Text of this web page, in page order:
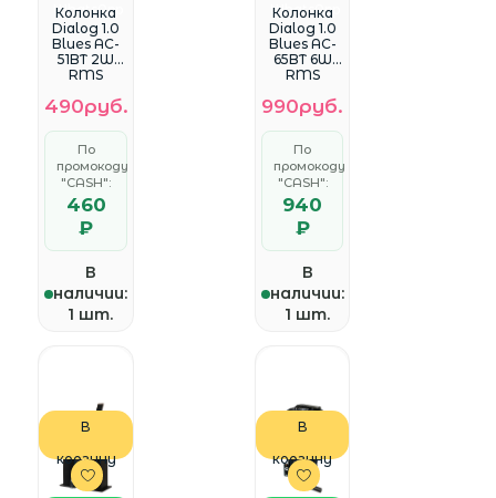
WhatsApp
Колонка
Dialog 1.0
Blues AC-
51BT 2W
RMS
красный
490руб.
По
промокоду
"CASH":
460
₽
В
наличии:
1 шт.
WhatsApp
Колонка
Dialog 1.0
Blues AC-
65BT 6W
RMS
NFC
чёрный
990руб.
По
промокоду
"CASH":
940
₽
В
наличии:
1 шт.
В
корзину
В
корзину